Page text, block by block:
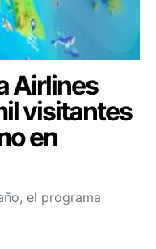
Airlines
visitantes
en
el programa